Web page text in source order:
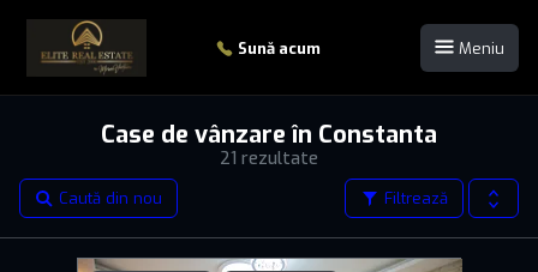
Sună acum Meniu
21 rezultate
Case de vânzare în Constanta
Filtrează
Caută din nou